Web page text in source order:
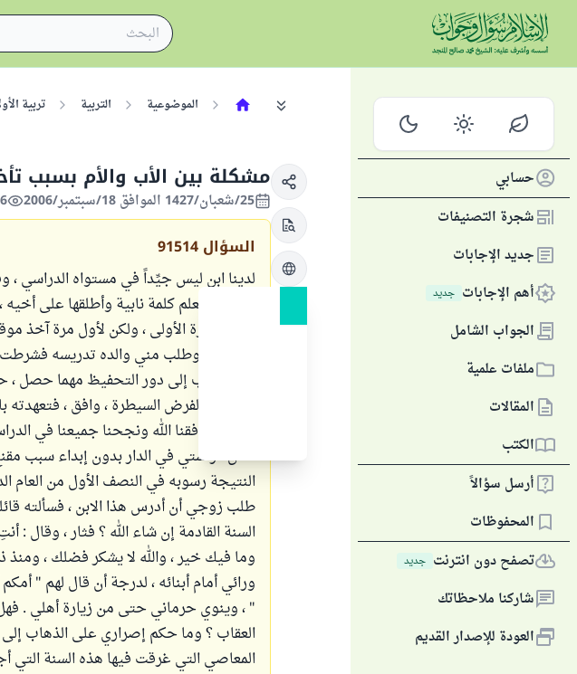
حسابي
شجرة التصنيفات
جديد الإجابات
أهم الإجابات جديد
الجواب الشامل
ملفات علمية
المقالات
الكتب
أرسل سؤالاً
المحفوظات
تصفح دون انترنت جديد
شاركنا ملاحظاتك
العودة للإصدار القديم
الموضوعية التربية تربية
مشكلة بين الأب والأم بسبب
25/شعبان/1427 الموافق 18/سبتمبر/2006
السؤال 91514
لدينا ابن ليس جيِّداً في مستواه الدراسي ،
السادس تعلم كلمة نابية وأطلقها على
ليست المرة الأولى ، ولكن لأول مرة آخذ
مستواه ، وطلب مني والده تدريسه
من الذهاب إلى دور التحفيظ مهما حصل
لشيء إلا لفرض السيطرة ، وافق ،
وبعد أن وفقنا الله ونجحنا جميعنا في
أكمل دراستي في الدار بدون إبداء سبب
النتيجة رسوبه في النصف الأول من العام
طلب زوجي أن أدرس هذا الابن ، فسألته
السنة القادمة إن شاء الله ؟ فثار ،
وما فيك خير ، والله لا يشكر فضلك ،
ورائي أمام أبنائه ، لدرجة أن قال لهم "
" ، وينوي حرماني حتى من زيارة أهلي .
العقاب ؟ وما حكم إصراري على الذهاب
المعاصي التي غرقت فيها هذه السنة التي